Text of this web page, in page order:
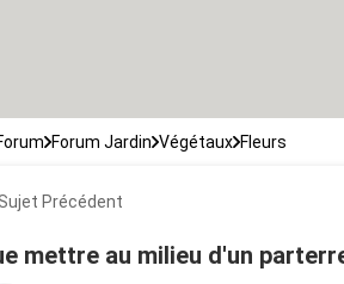
Forum Jardin Végétaux Fleurs
Sujet Précédent
mettre au milieu d'un